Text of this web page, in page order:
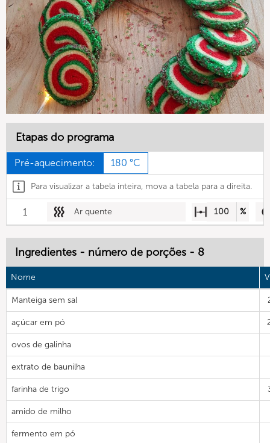
Etapas do programa
Pré-aquecimento: 180 °C
Para visualizar a tabela inteira, mova a tabela para a direita.
1 Ar quente 100 %
Ingredientes - número de porções - 8
Nome
Manteiga sem sal
açúcar em pó
ovos de galinha
extrato de baunilha
farinha de trigo
amido de milho
fermento em pó